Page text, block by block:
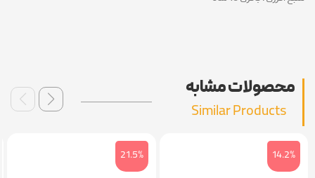
محصولات مشابه
Similar Products
14.2%
21.5%